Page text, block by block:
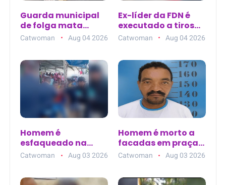
Guarda municipal
de folga mata
homem na Praça
Rui Barbosa em
Catwoman Aug 04 2026
Ex-líder da FDN é
executado a tiros
ao sair de clínica de
estética no Parque
Catwoman Aug 04 2026
Homem é
esfaqueado na
feira de Buíque (PE)
Catwoman Aug 03 2026
Homem é morto a
facadas em praça
pública de Bom
Catwoman Aug 03 2026